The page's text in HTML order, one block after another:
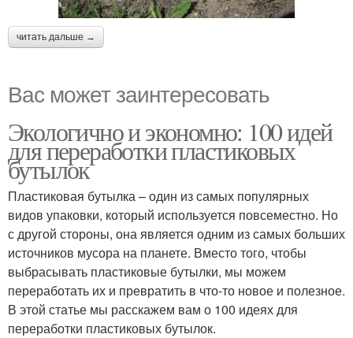
читать дальше →
Вас может заинтересовать
Экологично и экономно: 100 идей
для переработки пластиковых
бутылок
Пластиковая бутылка – один из самых популярных
видов упаковки, который используется повсеместно. Но
с другой стороны, она является одним из самых больших
источников мусора на планете. Вместо того, чтобы
выбрасывать пластиковые бутылки, мы можем
переработать их и превратить в что-то новое и полезное.
В этой статье мы расскажем вам о 100 идеях для
переработки пластиковых бутылок.